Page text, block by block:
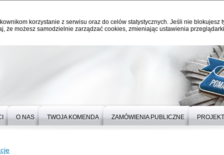
korzystanie z serwisu oraz do celów statystycznych. Jeśli nie blokujesz
że możesz samodzielnie zarządzać cookies, zmieniając ustawienia
O NAS TWOJA KOMENDA ZAMÓWIENIA PUBLICZNE